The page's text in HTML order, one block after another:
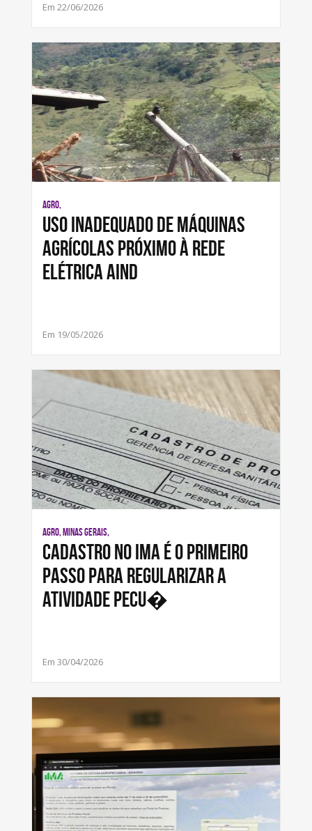
Em 22/06/2026
AGRO,
Uso inadequado de máquinas
agrícolas próximo à rede
elétrica aind
Em 19/05/2026
AGRO, MINAS GERAIS,
Cadastro no IMA é o primeiro
passo para regularizar a
atividade pecu�
Em 30/04/2026